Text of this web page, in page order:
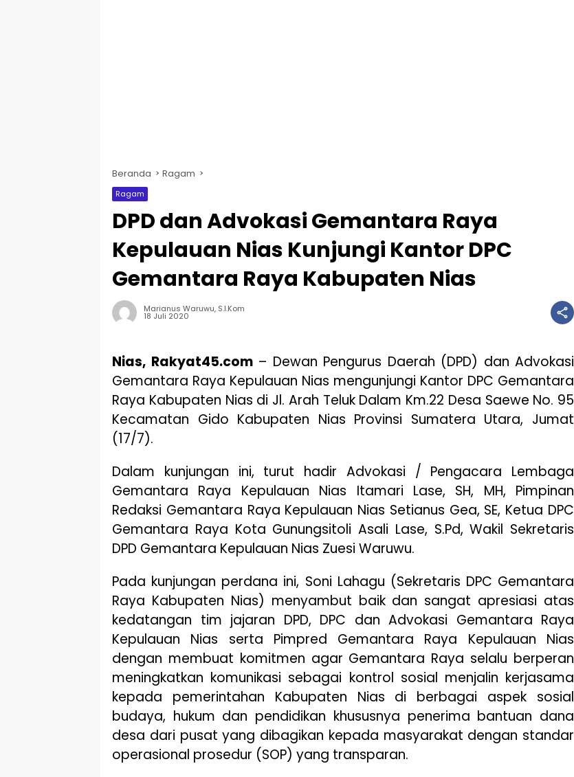
Beranda Ragam
Ragam
DPD dan Advokasi Gemantara Raya
Kepulauan Nias Kunjungi Kantor DPC
Gemantara Raya Kabupaten Nias
Marianus Waruwu, S.I.Kom
18 Juli 2020
Nias, Rakyat45.com– Dewan Pengurus Daerah (DPD) dan Advokasi
Gemantara Raya Kepulauan Nias mengunjungi Kantor DPC Gemantara
Raya Kabupaten Nias di Jl. Arah Teluk Dalam Km.22 Desa Saewe No. 95
Kecamatan Gido Kabupaten Nias Provinsi Sumatera Utara, Jumat
(17/7).
Dalam kunjungan ini, turut hadir Advokasi / Pengacara Lembaga
Gemantara Raya Kepulauan Nias Itamari Lase, SH, MH, Pimpinan
Redaksi Gemantara Raya Kepulauan Nias Setianus Gea, SE, Ketua DPC
Gemantara Raya Kota Gunungsitoli Asali Lase, S.Pd, Wakil Sekretaris
DPD Gemantara Kepulauan Nias Zuesi Waruwu.
Pada kunjungan perdana ini, Soni Lahagu (Sekretaris DPC Gemantara
Raya Kabupaten Nias) menyambut baik dan sangat apresiasi atas
kedatangan tim jajaran DPD, DPC dan Advokasi Gemantara Raya
Kepulauan Nias serta Pimpred Gemantara Raya Kepulauan Nias
dengan membuat komitmen agar Gemantara Raya selalu berperan
meningkatkan komunikasi sebagai kontrol sosial menjalin kerjasama
kepada pemerintahan Kabupaten Nias di berbagai aspek sosial
budaya, hukum dan pendidikan khususnya penerima bantuan dana
desa dari pusat yang dibagikan kepada masyarakat dengan standar
operasional prosedur (SOP) yang transparan.